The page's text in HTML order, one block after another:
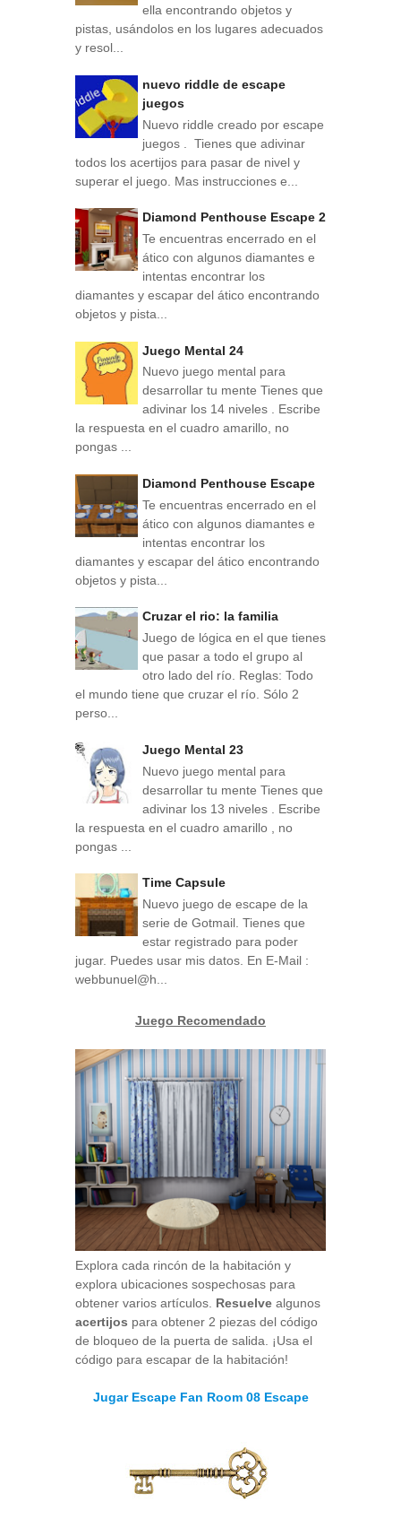
ella encontrando objetos y
pistas, usándolos en los lugares adecuados
y resol...
nuevo riddle de escape
juegos
Nuevo riddle creado por escape
juegos . Tienes que adivinar
todos los acertijos para pasar de nivel y
superar el juego. Mas instrucciones e...
Diamond Penthouse Escape 2
Te encuentras encerrado en el
ático con algunos diamantes e
intentas encontrar los
diamantes y escapar del ático encontrando
objetos y pista...
Juego Mental 24
Nuevo juego mental para
desarrollar tu mente Tienes que
adivinar los 14 niveles . Escribe
la respuesta en el cuadro amarillo, no
pongas ...
Diamond Penthouse Escape
Te encuentras encerrado en el
ático con algunos diamantes e
intentas encontrar los
diamantes y escapar del ático encontrando
objetos y pista...
Cruzar el rio: la familia
Juego de lógica en el que tienes
que pasar a todo el grupo al
otro lado del río. Reglas: Todo
el mundo tiene que cruzar el río. Sólo 2
perso...
Juego Mental 23
Nuevo juego mental para
desarrollar tu mente Tienes que
adivinar los 13 niveles . Escribe
la respuesta en el cuadro amarillo , no
pongas ...
Time Capsule
Nuevo juego de escape de la
serie de Gotmail. Tienes que
estar registrado para poder
jugar. Puedes usar mis datos. En E-Mail :
webbunuel@h...
Juego Recomendado
Explora cada rincón de la habitación y
explora ubicaciones sospechosas para
obtener varios artículos. Resuelve algunos
acertijos para obtener 2 piezas del código
de bloqueo de la puerta de salida. ¡Usa el
código para escapar de la habitación!
Jugar Escape Fan Room 08 Escape